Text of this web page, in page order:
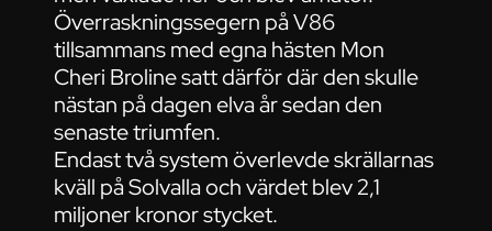
Överraskningssegern på V86
tillsammans med egna hästen Mon
Cheri Broline satt därför där den skulle
nästan på dagen elva år sedan den
senaste triumfen.
Endast två system överlevde skrällarnas
kväll på Solvalla och värdet blev 2,1
miljoner kronor stycket.